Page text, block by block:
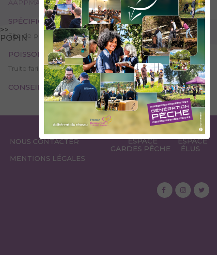
>>
POPIN
AAPPMA d'Albertville
SPÉCIFICITÉS
Site de pêche - 1ère catégorie
POISSONS PRÉSENTS
Truite fario
CONSEILS DE PÊCHE
NOUS CONTACTER
MENTIONS LÉGALES
ESPACE
GARDES PÊCHE
ESPACE
ÉLUS